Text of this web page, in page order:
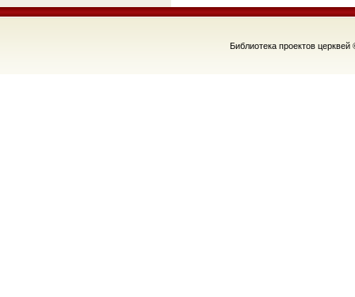
Библиотека проектов церквей